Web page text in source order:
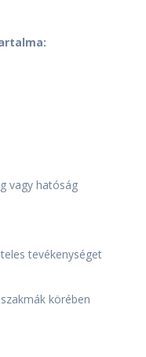
vagy hatóság
tevékenységet
körében